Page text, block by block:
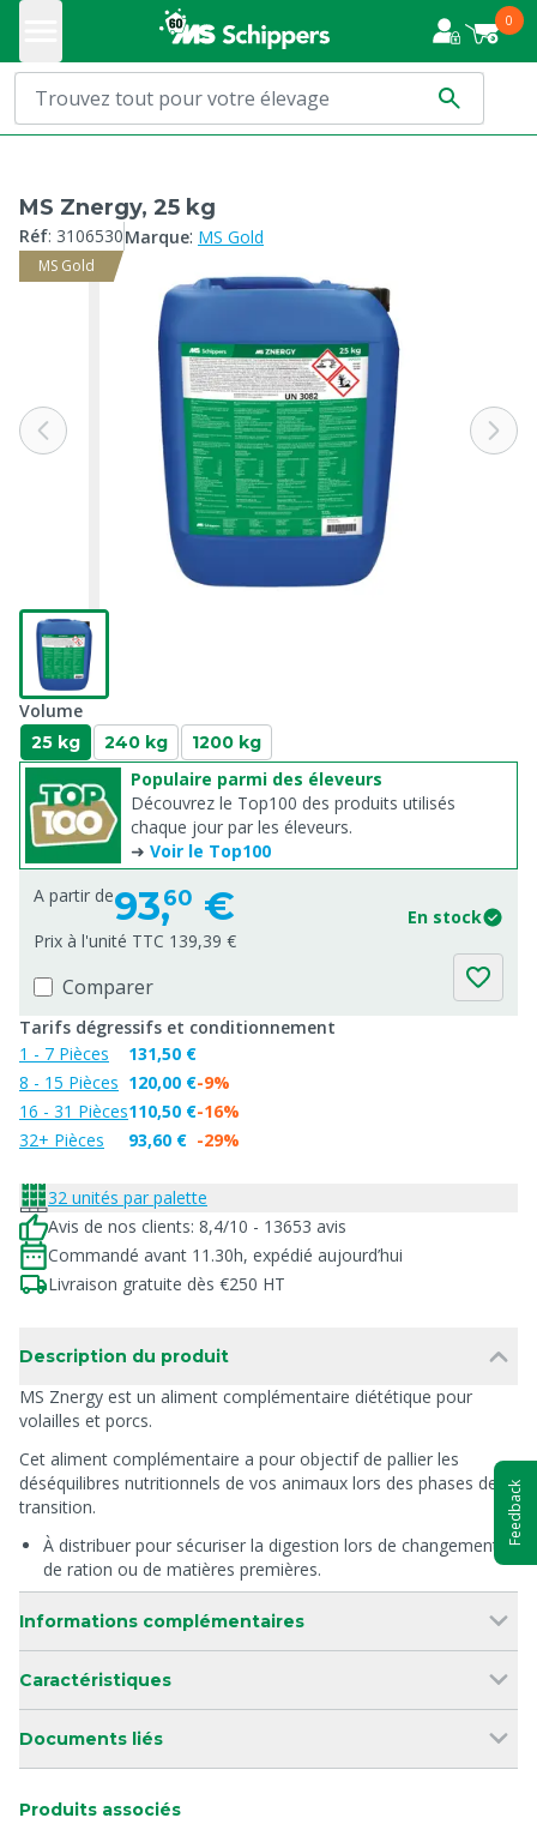
0
MS Znergy, 25 kg
Réf: 3106530Marque: MS Gold
MS Gold
Volume
25 kg 240 kg 1200 kg
Populaire parmi des éleveurs
Découvrez le Top100 des produits utilisés
chaque jour par les éleveurs.
➜ Voir le Top100
A partir de93,60 €
En stock
Prix à l'unité TTC 139,39 €
Comparer
Tarifs dégressifs et conditionnement
1 - 7 Pièces
8 - 15 Pièces
16 - 31 Pièces
32+ Pièces
131,50 €
120,00 €
110,50 €
93,60 €
-9%
-16%
-29%
32 unités par palette
Avis de nos clients: 8,4/10 - 13653 avis
Commandé avant 11.30h, expédié aujourd’hui
Livraison gratuite dès €250 HT
Description du produit
MS Znergy est un aliment complémentaire diététique pour
volailles et porcs.
Cet aliment complémentaire a pour objectif de pallier les
déséquilibres nutritionnels de vos animaux lors des phases de
transition.
À distribuer pour sécuriser la digestion lors de changements
de ration ou de matières premières.
Informations complémentaires
Caractéristiques
Documents liés
Produits associés
Feedback